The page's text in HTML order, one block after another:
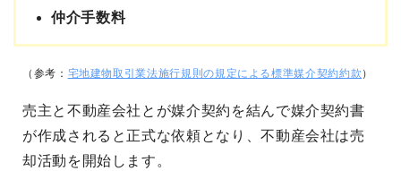
仲介手数料
（参考： 宅地建物取引業法施行規則の規定による標準媒介契約約款 ）
売主と不動産会社とが媒介契約を結んで媒介契約書
が作成されると正式な依頼となり、不動産会社は売
却活動を開始します。